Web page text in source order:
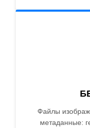
Файлы
метаданные: